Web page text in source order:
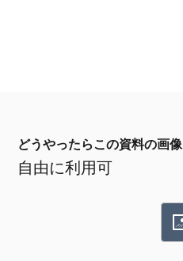
どうやったらこの資料の画
自由に利用可